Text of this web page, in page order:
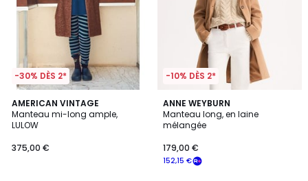
-30% DÈS 2*
AMERICAN VINTAGE
Manteau mi-long ample,
LULOW
375,00 €
-10% DÈS 2*
ANNE WEYBURN
Manteau long, en laine
mélangée
152,15 €
179,00 €
4
/
5
2
Couleurs